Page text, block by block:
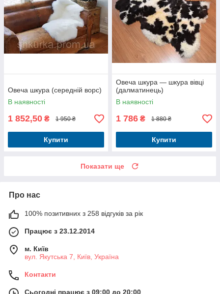
Овеча шкура (середній ворс)
В наявності
1 852,50 ₴ 1 950 ₴
Купити
Овеча шкура — шкура вівці
(далматинець)
В наявності
1 786 ₴ 1 880 ₴
Купити
Показати ще
Про нас
100% позитивних з 258 відгуків за рік
Працює з 23.12.2014
м. Київ
вул. Якутська 7, Київ, Україна
Контакти
Сьогодні працює з 09:00 до 20:00